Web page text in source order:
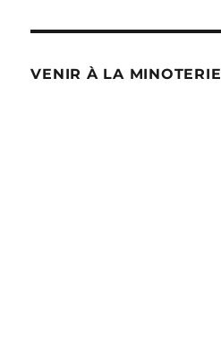
VENIR À LA MINOTERIE